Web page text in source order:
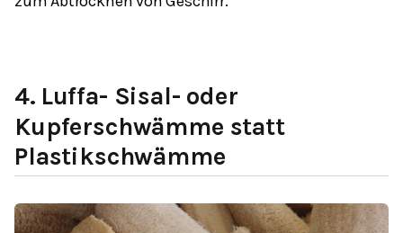
4. Luffa- Sisal- oder
Kupferschwämme statt
Plastikschwämme